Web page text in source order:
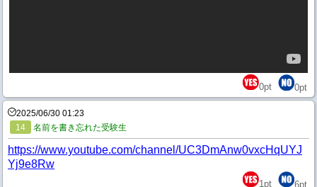
0pt 0pt
2025/06/30 01:23
14
名前を書き忘れた受験生
https://www.youtube.com/channel/UC3DmAnw0vxcHqUYJ
Yj9e8Rw
1pt 6pt